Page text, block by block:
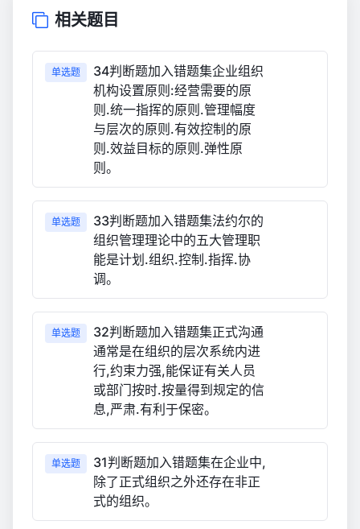
相关题目
单选题
34判断题加入错题集企业组织
机构设置原则:经营需要的原
则.统一指挥的原则.管理幅度
与层次的原则.有效控制的原
则.效益目标的原则.弹性原
则。
单选题
33判断题加入错题集法约尔的
组织管理理论中的五大管理职
能是计划.组织.控制.指挥.协
调。
单选题
32判断题加入错题集正式沟通
通常是在组织的层次系统内进
行,约束力强,能保证有关人员
或部门按时.按量得到规定的信
息,严肃.有利于保密。
单选题
31判断题加入错题集在企业中,
除了正式组织之外还存在非正
式的组织。